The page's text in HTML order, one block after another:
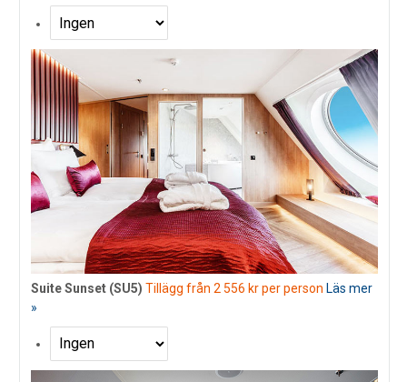
Suite Sunset (SU5) Tillägg från 2 556 kr per person Läs mer
»